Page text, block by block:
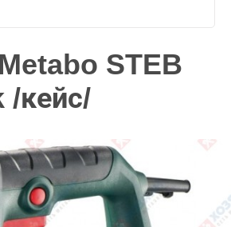
STEB
/кейс/